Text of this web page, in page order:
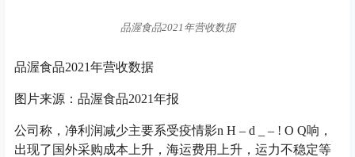
品渥食品2021年营收数据
品渥食品2021年营收数据
图片来源：品渥食品2021年报
公司称，净利润减少主要系受疫情影n H – d _ – ! O Q响，
出现了国外采购成本上升，海运费用上升，运力不稳定等